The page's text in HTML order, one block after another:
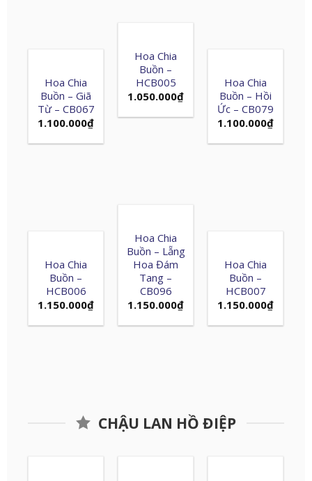
Hoa Chia
Buồn –
HCB005
1.050.000₫
Hoa Chia
Buồn – Giã
Từ – CB067
1.100.000₫
Hoa Chia
Buồn – Hồi
Ức – CB079
1.100.000₫
Hoa Chia
Buồn – Lẵng
Hoa Đám
Tang –
CB096
1.150.000₫
Hoa Chia
Buồn –
HCB006
1.150.000₫
Hoa Chia
Buồn –
HCB007
1.150.000₫
CHẬU LAN HỒ ĐIỆP